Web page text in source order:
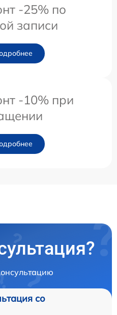
-25% по
записи
-10% при
со